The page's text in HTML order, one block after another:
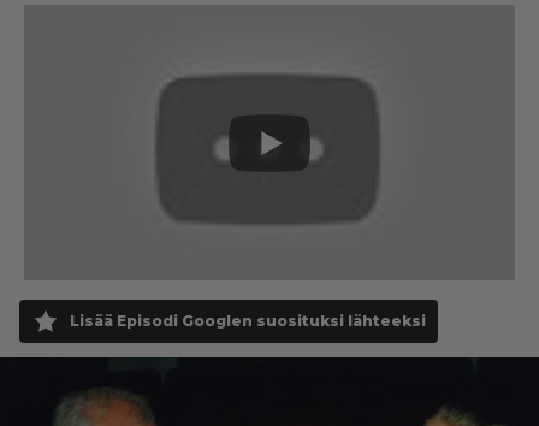
Lisää Episodi Googlen suosituksi lähteeksi